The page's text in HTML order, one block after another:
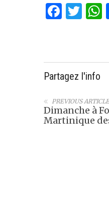
Partagez l'info
PREVIOUS ARTICLE
Dimanche à
Martinique